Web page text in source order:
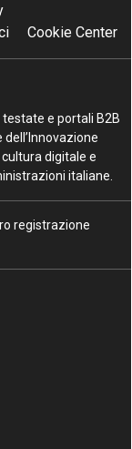
Cookie Center
e portali B2B
digitale e
italiane.
registrazione